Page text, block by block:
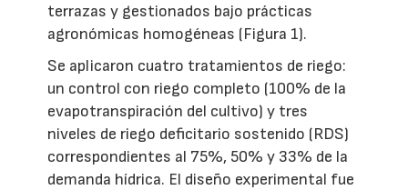
terrazas y gestionados bajo prácticas
agronómicas homogéneas (Figura 1).
Se aplicaron cuatro tratamientos de riego:
un control con riego completo (100% de la
evapotranspiración del cultivo) y tres
niveles de riego deficitario sostenido (RDS)
correspondientes al 75%, 50% y 33% de la
demanda hídrica. El diseño experimental fue